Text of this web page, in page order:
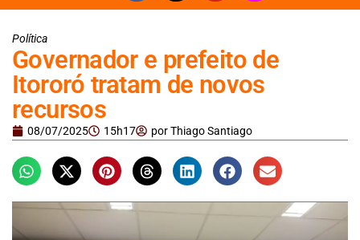
Política
Governador e prefeito de
Itororó tratam de novos
recursos
08/07/2025 15h17 porThiago Santiago